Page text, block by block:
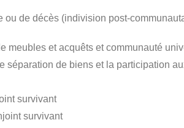
de décès (indivision post-
meubles et acquêts et communauté
séparation de biens et la participation
survivant
survivant